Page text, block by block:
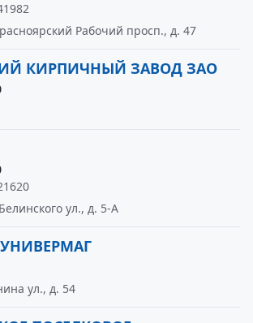
Рабочий просп., д. 47
КИРПИЧНЫЙ ЗАВОД ЗАО
ул., д. 5-А
ул., д. 54